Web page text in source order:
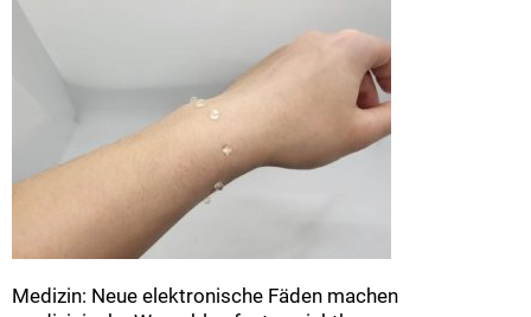
Medizin: Neue elektronische Fäden machen